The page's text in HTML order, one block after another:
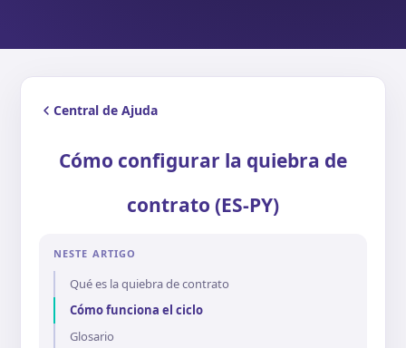
Central de Ajuda
Cómo configurar la quiebra de
contrato (ES-PY)
NESTE ARTIGO
Qué es la quiebra de contrato
Cómo funciona el ciclo
Glosario